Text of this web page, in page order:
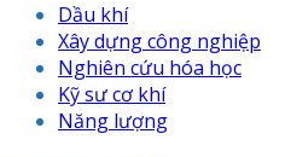
Dầu khí
Xây dựng công nghiệp
Nghiên cứu hóa học
Kỹ sư cơ khí
Năng lượng